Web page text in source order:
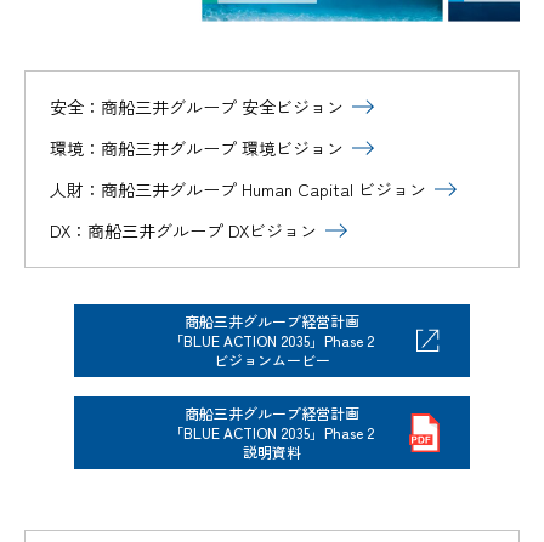
安全：商船三井グループ 安全ビジョン
環境：商船三井グループ 環境ビジョン
人財：商船三井グループ Human Capital ビジョン
DX：商船三井グループ DXビジョン
商船三井グループ経営計画
「BLUE ACTION 2035」Phase 2
ビジョンムービー
商船三井グループ経営計画
「BLUE ACTION 2035」Phase 2
説明資料